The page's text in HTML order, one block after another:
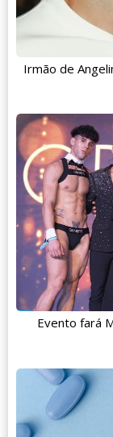
Irmão de
Evento fará